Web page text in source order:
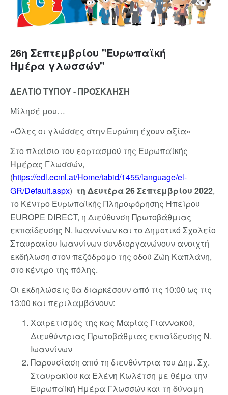
26η Σεπτεμβρίου "Ευρωπαϊκή
Ημέρα γλωσσών"
ΔΕΛΤΙΟ ΤΥΠΟΥ - ΠΡΟΣΚΛΗΣΗ
Μίλησέ μου…
«Όλες οι γλώσσες στην Ευρώπη έχουν αξία»
Στο πλαίσιο του εορτασμού της Ευρωπαϊκής
Ημέρας Γλωσσών,
(https://edl.ecml.at/Home/tabid/1455/language/el-
GR/Default.aspx) τη Δευτέρα 26 Σεπτεμβρίου 2022,
το Κέντρο Ευρωπαϊκής Πληροφόρησης Ηπείρου
EUROPE DIRECT, η Διεύθυνση Πρωτοβάθμιας
εκπαίδευσης Ν. Ιωαννίνων και το Δημοτικό Σχολείο
Σταυρακίου Ιωαννίνων συνδιοργανώνουν ανοιχτή
εκδήλωση στον πεζόδρομο της οδού Ζώη Καπλάνη,
στο κέντρο της πόλης.
Οι εκδηλώσεις θα διαρκέσουν από τις 10:00 ως τις
13:00 και περιλαμβάνουν:
Χαιρετισμός της κας Μαρίας Γιαννακού,
Διευθύντριας Πρωτοβάθμιας εκπαίδευσης Ν.
Ιωαννίνων
Παρουσίαση από τη διευθύντρια του Δημ. Σχ.
Σταυρακίου κα Ελένη Κωλέτση με θέμα την
Ευρωπαϊκή Ημέρα Γλωσσών και τη δύναμη